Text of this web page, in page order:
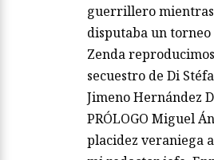
guerrillero
disputaba un torneo
Zenda
secuestro de Di
Jimeno Hernández
PRÓLOGO Miguel
placidez veraniega